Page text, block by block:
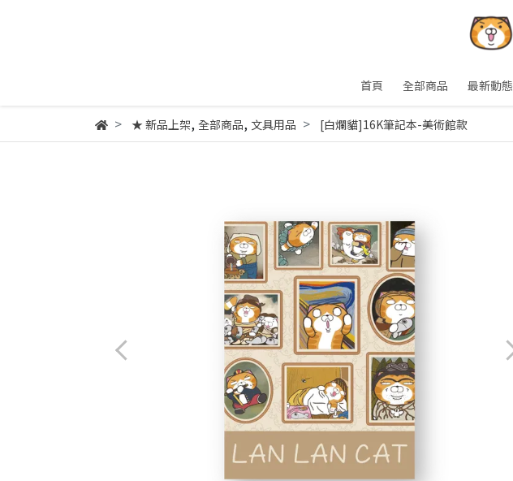
首頁 全部商品 最新動態
★ 新品上架, 全部商品, 文具用品 [白爛貓]16K筆記本-美術館款